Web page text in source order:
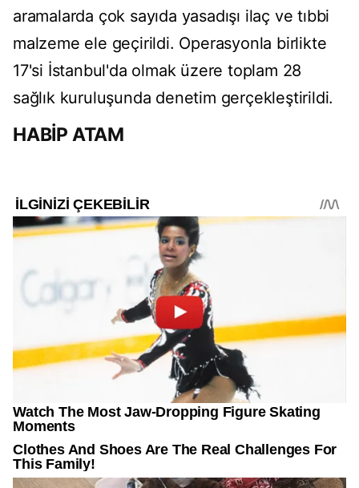
aramalarda çok sayıda yasadışı ilaç ve tıbbi
malzeme ele geçirildi. Operasyonla birlikte
17'si İstanbul'da olmak üzere toplam 28
sağlık kuruluşunda denetim gerçekleştirildi.
HABİP ATAM